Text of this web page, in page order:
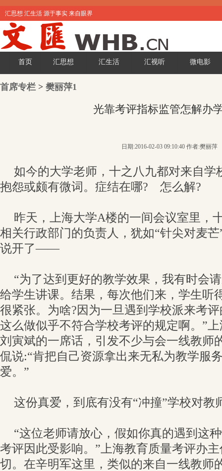
汇思想 汇生活 源于事实 来自眼界
首页 汇思想 汇生活 汇视听 微电影
首席专栏 > 樊丽萍1
光靠考评指标监管怎解办
日期:2016-02-03 09:10:40 作者:樊丽萍
如今的大学老师，十之八九都对来自学
抱怨或颇有微词。症结在哪? 怎么解?
昨天，上海大学A楼的一间会议室里，
相关行政部门的负责人，犹如“针尖对麦
说开了——
“为了达到更好的教学效果，我有时会
给学生讲课。结果，每次他们来，学生听
很紧张。为啥?因为一旦遇到学校派来考
这么做似乎不符合学校考评的规定啊。”
刘寅斌的一席话，引发不少与会一线教师
侃说:“肯把自己资源拿出来无私为教学服
爱。”
这份真爱，到底有没有“冲撞”学校对教
“这位老师请放心，假如你真的遇到这
考评因此受影响。”上海教育质量考评办
切。在辛明军这里，类似的来自一线教师